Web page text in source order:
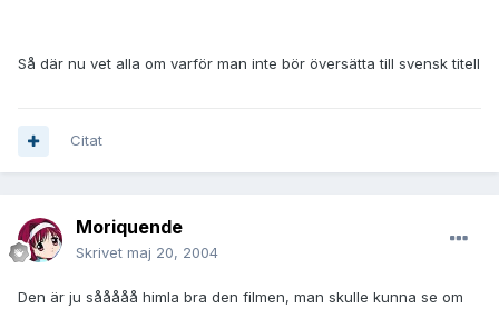
Så där nu vet alla om varför man inte bör översätta till svensk titell
Citat
Moriquende
Skrivet maj 20, 2004
Den är ju sååååå himla bra den filmen, man skulle kunna se om